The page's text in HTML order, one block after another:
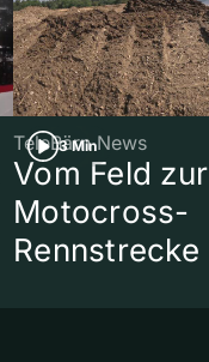
3 Min
TeleBärn News
Vom Feld zur
Motocross-
Rennstrecke